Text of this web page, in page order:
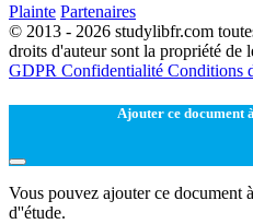
Plainte Partenaires
© 2013 - 2026 studylibfr.com
droits d'auteur sont la propriété de
GDPR Confidentialité Conditions
Ajouter ce document
Vous pouvez ajouter ce document
d''étude.